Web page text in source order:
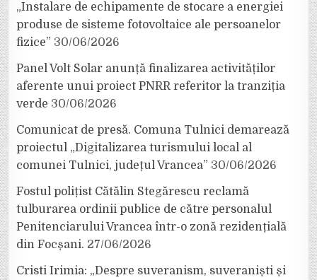
„Instalare de echipamente de stocare a energiei
produse de sisteme fotovoltaice ale persoanelor
fizice” 30/06/2026
Panel Volt Solar anunță finalizarea activităților
aferente unui proiect PNRR referitor la tranziția
verde 30/06/2026
Comunicat de presă. Comuna Tulnici demarează
proiectul „Digitalizarea turismului local al
comunei Tulnici, județul Vrancea” 30/06/2026
Fostul polițist Cătălin Stegărescu reclamă
tulburarea ordinii publice de către personalul
Penitenciarului Vrancea într-o zonă rezidențială
din Focșani. 27/06/2026
Cristi Irimia: „Despre suveranism, suveraniști și